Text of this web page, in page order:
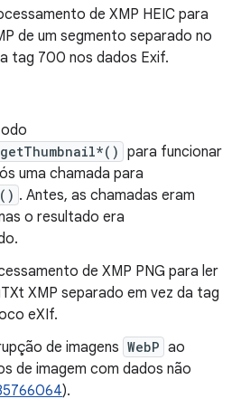
de XMP HEIC para
de um segmento separado no
tag 700 nos dados Exif.
para funcionar
uma chamada para
. Antes, as chamadas eram
o resultado era
de XMP PNG para ler
XMP separado em vez da tag
eXIf.
de imagens WebP ao
de imagem com dados não
).